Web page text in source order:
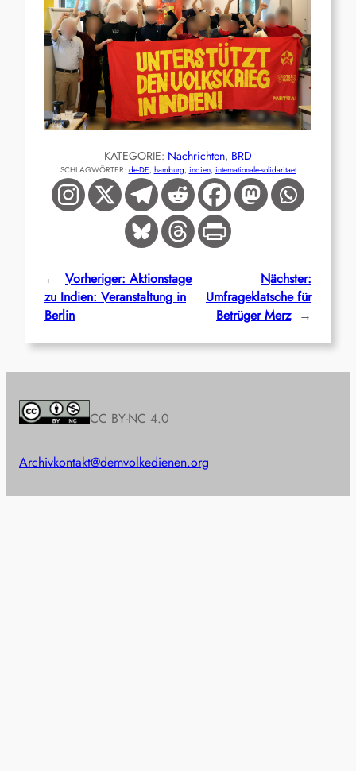
KATEGORIE: Nachrichten, BRD
SCHLAGWÖRTER: de-DE, hamburg, indien, internationale-solidaritaet
← Vorheriger: Aktionstage
zu Indien: Veranstaltung in
Berlin
Nächster:
Umfrageklatsche für
Betrüger Merz →
CC BY-NC 4.0
Archivkontakt@demvolkedienen.org